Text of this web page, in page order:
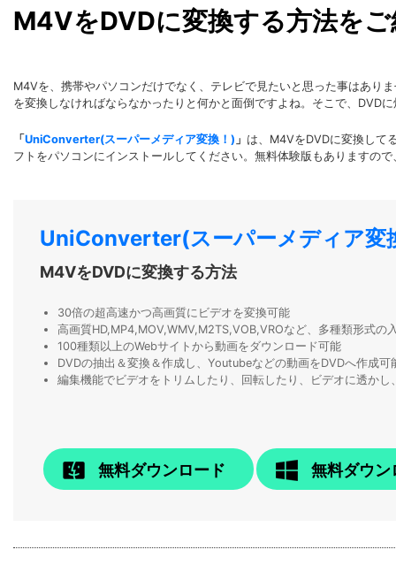
M4VをDVDに変換する方法をご
M4Vを、携帯やパソコンだけでなく、テレビで見たいと思った事はあり
を変換しなければならなかったりと何かと面倒ですよね。そこで、DVD
「 UniConverter(スーパーメディア変換！) 」 は、M4VをDVDに変換して
フトをパソコンにインストールしてください。無料体験版もありますの
UniConverter(スーパーメディア変
M4VをDVDに変換する方法
30倍の超高速かつ高画質にビデオを変換可能
高画質HD,MP4,MOV,WMV,M2TS,VOB,VROなど、多種類形式の
100種類以上のWebサイトから動画をダウンロード可能
DVDの抽出＆変換＆作成し、Youtubeなどの動画をDVDへ作成可
編集機能でビデオをトリムしたり、回転したり、ビデオに透か
無料ダウンロード 無料ダウン